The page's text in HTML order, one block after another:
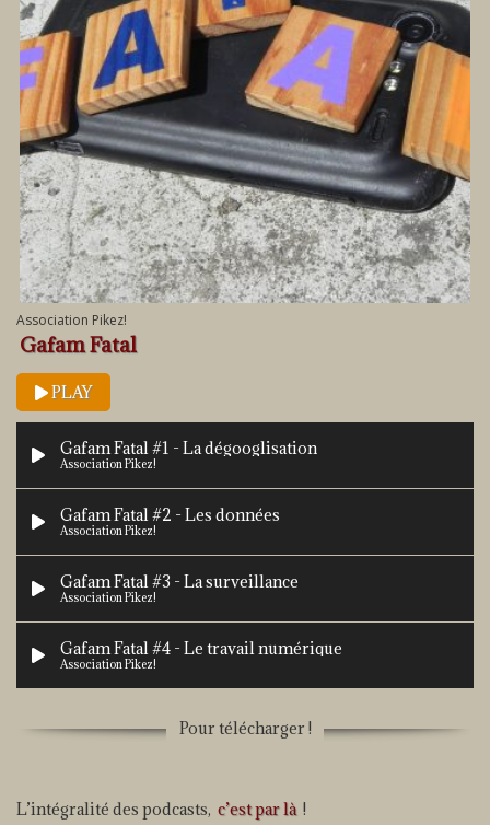
Association Pikez!
Gafam Fatal
PLAY
Gafam Fatal #1 - La dégooglisation
Association Pikez!
Gafam Fatal #2 - Les données
Association Pikez!
Gafam Fatal #3 - La surveillance
Association Pikez!
Gafam Fatal #4 - Le travail numérique
Association Pikez!
Association Pikez! Pour télécharger !
L’intégralité des podcasts, c’est par là !